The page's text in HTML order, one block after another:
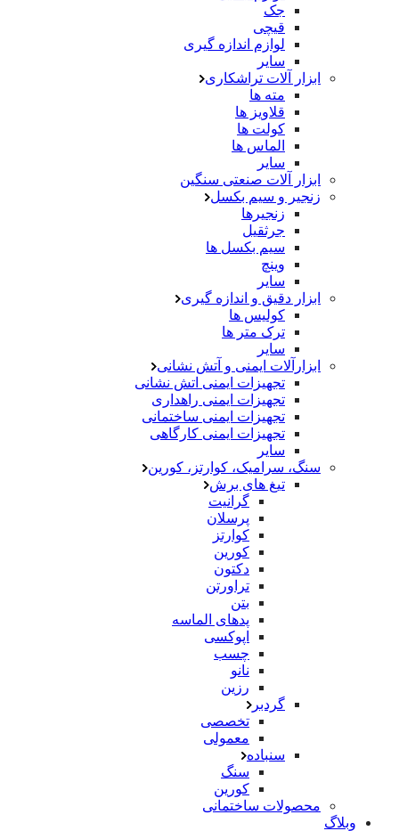
جک
قیچی
لوازم اندازه گیری
سایر
ابزار آلات تراشکاری
مته ها
قلاویز ها
کولت ها
الماس ها
سایر
ابزار آلات صنعتی سنگین
زنجیر و سیم بکسل
زنجیرها
جرثقیل
سیم بکسل ها
وینچ
سایر
ابزار دقیق و اندازه گیری
کولیس ها
ترک متر ها
سایر
ابزارآلات ایمنی و آتش نشانی
تجهیزات ایمنی اتش نشانی
تجهیزات ایمنی راهداری
تجهیزات ایمنی ساختمانی
تجهیزات ایمنی کارگاهی
سایر
سنگ، سرامیک، کوارتز، کورین
تیغ های برش
گرانیت
پرسلان
کوارتز
کورین
دکتون
تراورتن
بتن
پدهای الماسه
اپوکسی
چسب
نانو
رزین
گردبر
تخصصی
معمولی
سنباده
سنگ
کورین
محصولات ساختمانی
وبلاگ